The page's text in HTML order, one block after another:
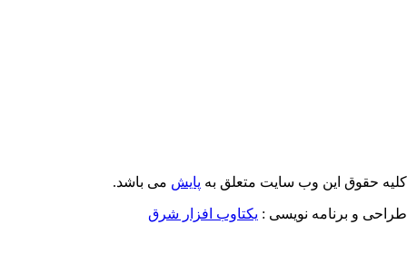
حقوق این وب سایت متعلق بهپایشمی باشد.
و برنامه نویسی : یکتاوب افزار شرق